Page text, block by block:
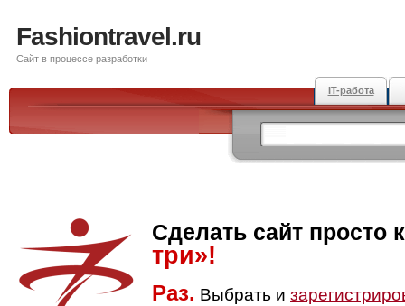
Fashiontravel.ru
Сайт в процессе разработки
IT-работа
Сделать сайт просто
три»!
Раз. Выбрать и